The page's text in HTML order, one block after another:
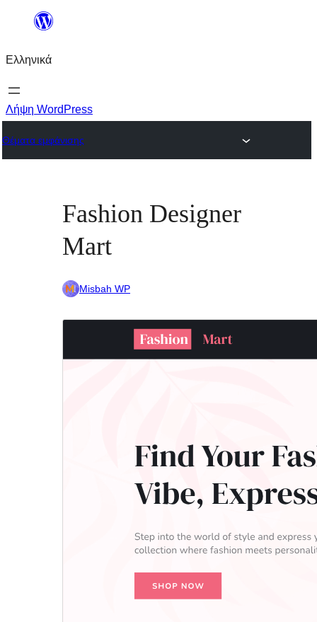
Μετάβαση
περιεχόμενο
Ελληνικά
Λήψη WordPress
Θέματα εμφάνισης
Fashion Designer
Mart
Misbah WP